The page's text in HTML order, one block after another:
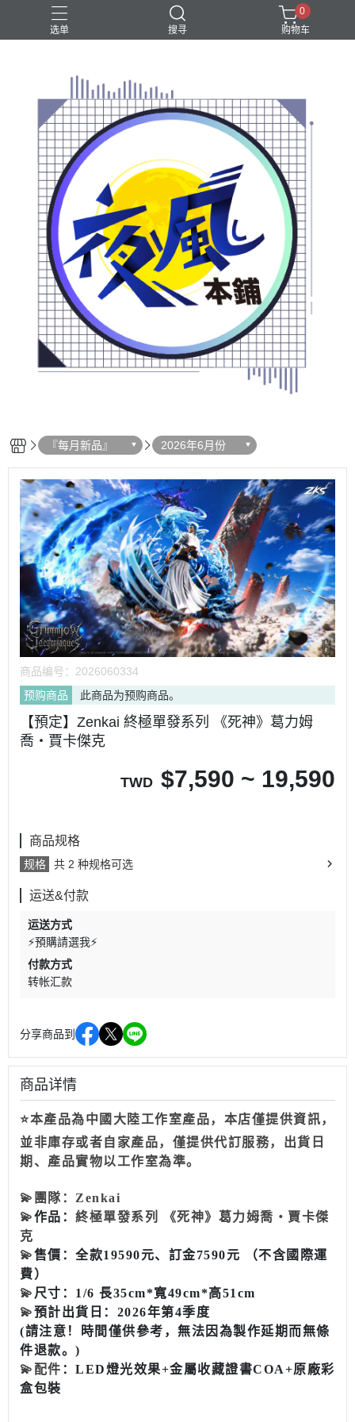
选单 搜寻
0
购物车
『每月新品』 2026年6月份
商品编号： 2026060334
预购商品
此商品为预购商品。
【預定】Zenkai 終極單發系列 《死神》葛力姆
喬‧賈卡傑克
TWD $7,590 ~ 19,590
商品规格
规格 共 2 种规格可选
运送&付款
运送方式
⚡預購請選我⚡
付款方式
转帐汇款
分享商品到
商品详情
⭐本產品為中國大陸工作室產品，本店僅提供資訊，
並非庫存或者自家產品，僅提供代訂服務，出貨日
期、產品實物以工作室為準。
💫 團隊：Zenkai
💫作品： 終極單發系列 《死神》葛力姆喬‧賈卡傑
克
💫售價：全款19590元、訂金7590元 （不含國際運
費）
💫 尺寸：1/6 長35cm*寬49cm*高51cm
💫預計出貨日：2026年第4季度
(請注意！時間僅供參考，無法因為製作延期而無條
件退款。)
💫 配件 ： LED燈光效果+金屬收藏證書COA+原廠彩
盒包裝